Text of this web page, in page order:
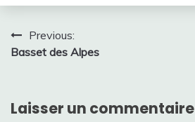
Navigation
de
Previous:
Basset des Alpes
Laisser un commentaire